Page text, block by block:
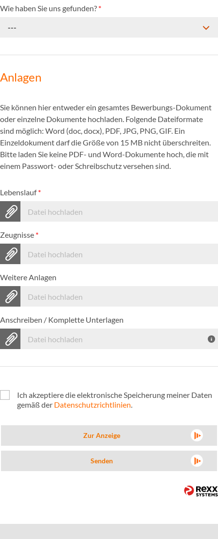
Wie haben Sie uns gefunden? *
---
Anlagen
Sie können hier entweder ein gesamtes Bewerbungs-Dokument
oder einzelne Dokumente hochladen. Folgende Dateiformate
sind möglich: Word (doc, docx), PDF, JPG, PNG, GIF. Ein
Einzeldokument darf die Größe von 15 MB nicht überschreiten.
Bitte laden Sie keine PDF- und Word-Dokumente hoch, die mit
einem Passwort- oder Schreibschutz versehen sind.
Lebenslauf*
Datei hochladen
Zeugnisse *
Datei hochladen
Weitere Anlagen
Datei hochladen
Anschreiben / Komplette Unterlagen
Datei hochladen
Ich akzeptiere die elektronische Speicherung meiner Daten
gemäß der Datenschutzrichtlinien.
Zur Anzeige
Senden